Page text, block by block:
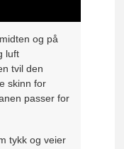
og på
luft
tvil den
skinn for
passer for
tykk og veier